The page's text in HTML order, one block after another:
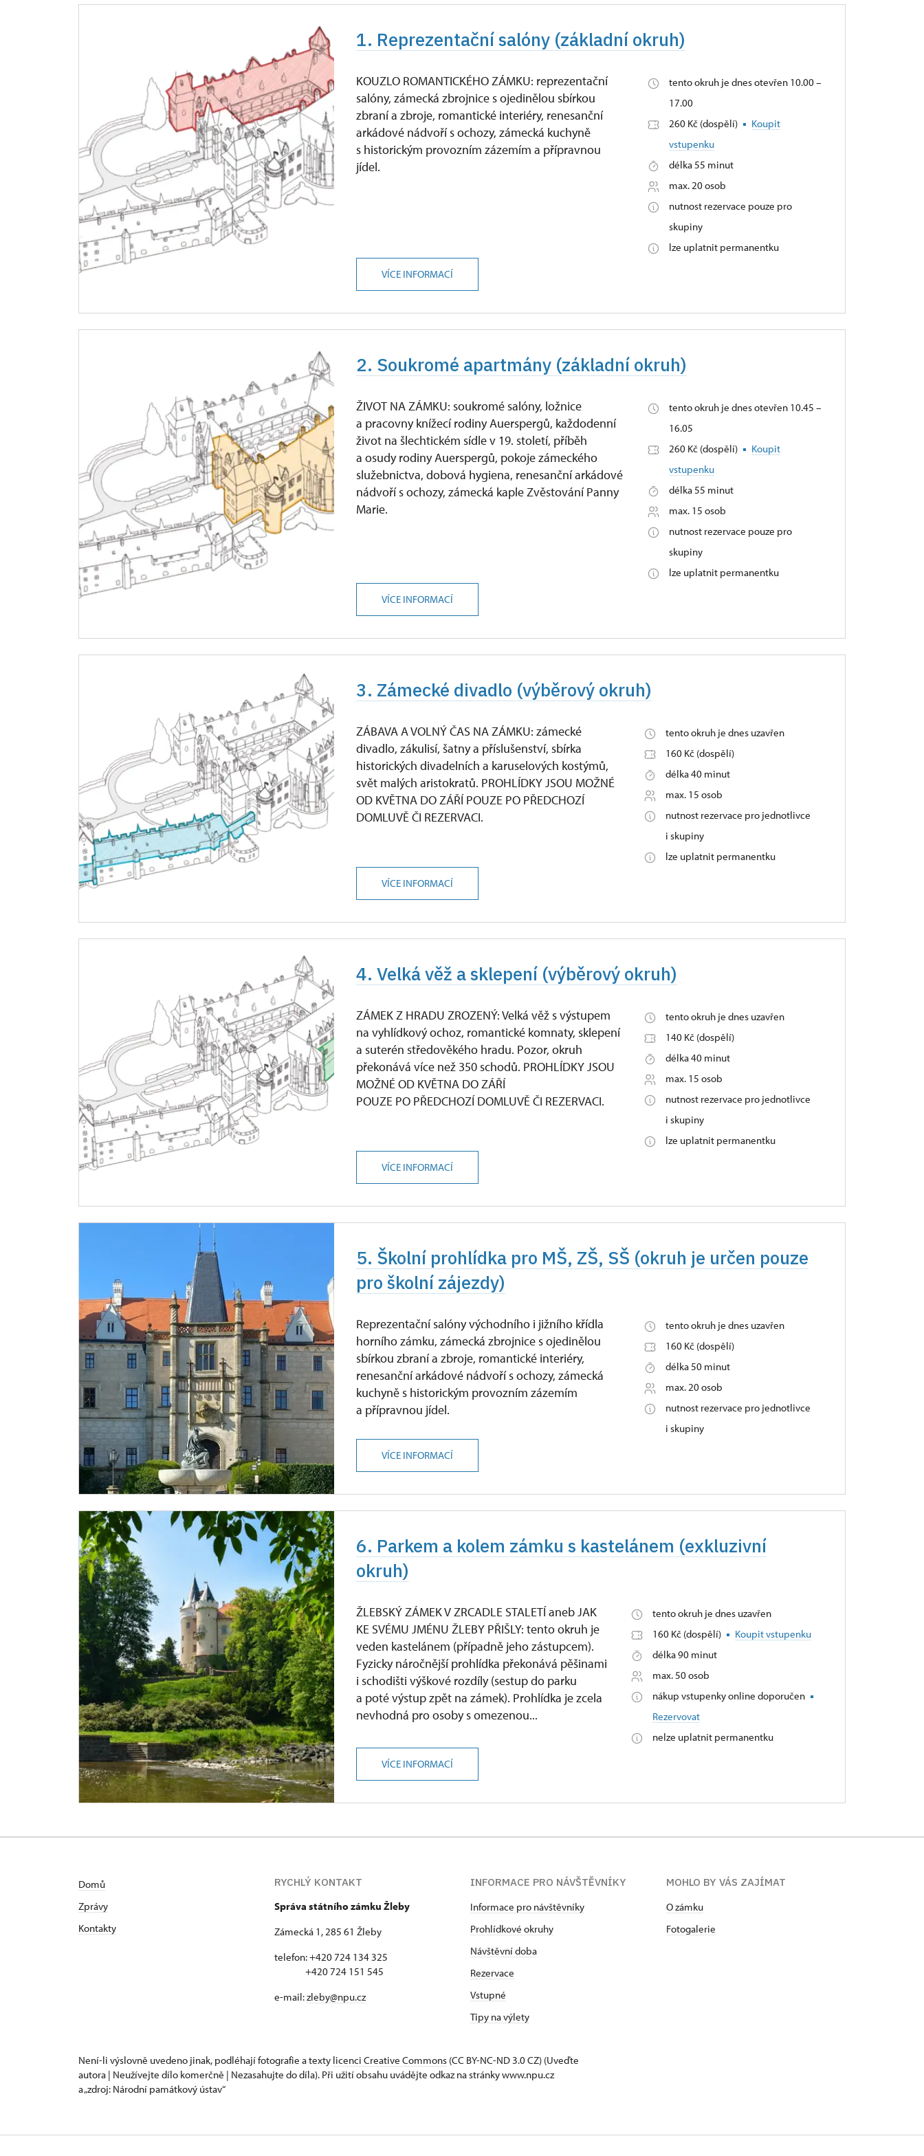
1. Reprezentační salóny (základní okruh)
KOUZLO ROMANTICKÉHO ZÁMKU: reprezentační
salóny, zámecká zbrojnice s ojedinělou sbírkou
zbraní a zbroje, romantické interiéry, renesanční
arkádové nádvoří s ochozy, zámecká kuchyně
s historickým provozním zázemím a přípravnou
jídel.
tento okruh je dnes otevřen 10.00 –
17.00
260 Kč (dospělí)
Koupit
vstupenku
délka 55 minut
max. 20 osob
nutnost rezervace pouze pro
skupiny
lze uplatnit permanentku
VÍCE INFORMACÍ
2. Soukromé apartmány (základní okruh)
ŽIVOT NA ZÁMKU: soukromé salóny, ložnice
a pracovny knížecí rodiny Auerspergů, každodenní
život na šlechtickém sídle v 19. století, příběh
a osudy rodiny Auerspergů, pokoje zámeckého
služebnictva, dobová hygiena, renesanční arkádové
nádvoří s ochozy, zámecká kaple Zvěstování Panny
Marie.
tento okruh je dnes otevřen 10.45 –
16.05
260 Kč (dospělí)
Koupit
vstupenku
délka 55 minut
max. 15 osob
nutnost rezervace pouze pro
skupiny
lze uplatnit permanentku
VÍCE INFORMACÍ
3. Zámecké divadlo (výběrový okruh)
ZÁBAVA A VOLNÝ ČAS NA ZÁMKU: zámecké
divadlo, zákulisí, šatny a příslušenství, sbírka
historických divadelních a karuselových kostýmů,
svět malých aristokratů. PROHLÍDKY JSOU MOŽNÉ
OD KVĚTNA DO ZÁŘÍ POUZE PO PŘEDCHOZÍ
DOMLUVĚ ČI REZERVACI.
tento okruh je dnes uzavřen
160 Kč (dospělí)
délka 40 minut
max. 15 osob
nutnost rezervace pro jednotlivce
i skupiny
lze uplatnit permanentku
VÍCE INFORMACÍ
4. Velká věž a sklepení (výběrový okruh)
ZÁMEK Z HRADU ZROZENÝ: Velká věž s výstupem
na vyhlídkový ochoz, romantické komnaty, sklepení
a suterén středověkého hradu. Pozor, okruh
překonává více než 350 schodů. PROHLÍDKY JSOU
MOŽNÉ OD KVĚTNA DO ZÁŘÍ
POUZE PO PŘEDCHOZÍ DOMLUVĚ ČI REZERVACI.
tento okruh je dnes uzavřen
140 Kč (dospělí)
délka 40 minut
max. 15 osob
nutnost rezervace pro jednotlivce
i skupiny
lze uplatnit permanentku
VÍCE INFORMACÍ
5. Školní prohlídka pro MŠ, ZŠ, SŠ (okruh je určen pouze
pro školní zájezdy)
Reprezentační salóny východního i jižního křídla
horního zámku, zámecká zbrojnice s ojedinělou
sbírkou zbraní a zbroje, romantické interiéry,
renesanční arkádové nádvoří s ochozy, zámecká
kuchyně s historickým provozním zázemím
a přípravnou jídel.
tento okruh je dnes uzavřen
160 Kč (dospělí)
délka 50 minut
max. 20 osob
nutnost rezervace pro jednotlivce
i skupiny
VÍCE INFORMACÍ
6. Parkem a kolem zámku s kastelánem (exkluzivní
okruh)
ŽLEBSKÝ ZÁMEK V ZRCADLE STALETÍ aneb JAK
KE SVÉMU JMÉNU ŽLEBY PŘIŠLY: tento okruh je
veden kastelánem (případně jeho zástupcem).
Fyzicky náročnější prohlídka překonává pěšinami
i schodišti výškové rozdíly (sestup do parku
a poté výstup zpět na zámek). Prohlídka je zcela
nevhodná pro osoby s omezenou...
tento okruh je dnes uzavřen
160 Kč (dospělí)
Koupit vstupenku
délka 90 minut
max. 50 osob
nákup vstupenky online doporučen
Rezervovat
nelze uplatnit permanentku
VÍCE INFORMACÍ
Domů
Zprávy
Kontakty
RYCHLÝ KONTAKT
Správa státního zámku Žleby
Zámecká 1, 285 61 Žleby
telefon: +420 724 134 325
+420 724 151 545
e-mail:zleby@npu.cz
INFORMACE PRO NÁVŠTĚVNÍKY
Informace pro návštěvníky
Prohlídkové okruhy
Návštěvní doba
Rezervace
Vstupné
Tipy na výlety
MOHLO BY VÁS ZAJÍMAT
O zámku
Fotogalerie
Není-li výslovně uvedeno jinak, podléhají fotografie a texty licenci Creative Commons (CC BY-NC-ND 3.0 CZ) (Uveďte
autora | Neužívejte dílo komerčně | Nezasahujte do díla). Při užití obsahu uvádějte odkaz na stránky www.npu.cz
a „zdroj: Národní památkový ústav“